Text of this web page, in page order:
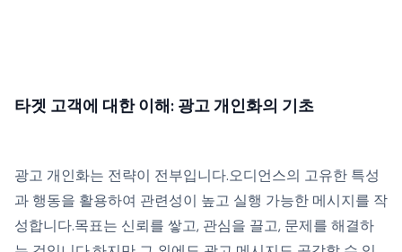
타겟 고객에 대한 이해: 광고 개인화의 기초
광고 개인화는 전략이 전부입니다.오디언스의 고유한 특성
과 행동을 활용하여 관련성이 높고 실행 가능한 메시지를 작
성합니다.목표는 신뢰를 쌓고, 관심을 끌고, 문제를 해결하